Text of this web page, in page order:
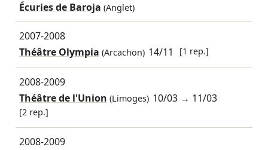
Écuries de Baroja (Anglet)
2007-2008
Théâtre Olympia (Arcachon) 14/11 [1 rep.]
2008-2009
Théâtre de l'Union (Limoges) 10/03 → 11/03
[2 rep.]
2008-2009